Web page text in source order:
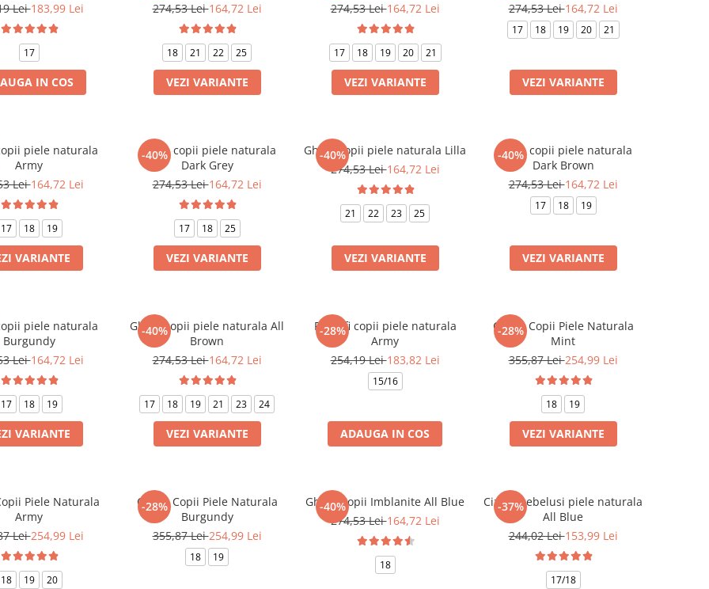
Lei183,99 Lei
17
IN COS
274,53 Lei164,72 Lei
18 21 22 25
VEZI VARIANTE
274,53 Lei164,72 Lei
17 18 19 20 21
VEZI VARIANTE
274,53 Lei164,72 Lei
17 18 19 20 21
VEZI VARIANTE
piele naturala
Army
Lei164,72 Lei
17 18 19
VARIANTE
-40%
Ghete copii piele naturala
Dark Grey
274,53 Lei164,72 Lei
17 18 25
VEZI VARIANTE
-40%
Ghete copii piele naturala Lilla
274,53 Lei164,72 Lei
21 22 23 25
VEZI VARIANTE
-40%
Ghete copii piele naturala
Dark Brown
274,53 Lei164,72 Lei
17 18 19
VEZI VARIANTE
piele naturala
Burgundy
Lei164,72 Lei
17 18 19
VARIANTE
-40%
Ghete copii piele naturala All
Brown
274,53 Lei164,72 Lei
17 18 19 21 23 24
VEZI VARIANTE
-28%
Pantofi copii piele naturala
Army
254,19 Lei183,82 Lei
15/16
ADAUGA IN COS
-28%
Cizme Copii Piele Naturala
Mint
355,87 Lei254,99 Lei
18 19
VEZI VARIANTE
Piele Naturala
Army
Lei254,99 Lei
18 19 20
-28%
Cizme Copii Piele Naturala
Burgundy
355,87 Lei254,99 Lei
18 19
-40%
Ghete Copii Imblanite All Blue
274,53 Lei164,72 Lei
18
-37%
Cizme bebelusi piele naturala
All Blue
244,02 Lei153,99 Lei
17/18